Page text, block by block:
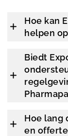
Hoe kan
helpen
Biedt
Hoe lang
en